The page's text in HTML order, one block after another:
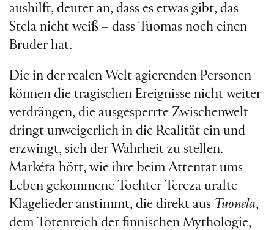
aushilft, deutet an, dass es etwas gibt, das
Stela nicht weiß – dass Tuomas noch einen
Bruder hat.
Die in der realen Welt agierenden Personen
können die tragischen Ereignisse nicht weiter
verdrängen, die ausgesperrte Zwischenwelt
dringt unweigerlich in die Realität ein und
erzwingt, sich der Wahrheit zu stellen.
Markéta hört, wie ihre beim Attentat ums
Leben gekommene Tochter Tereza uralte
Klagelieder anstimmt, die direkt aus Tuonela,
dem Totenreich der finnischen Mythologie,